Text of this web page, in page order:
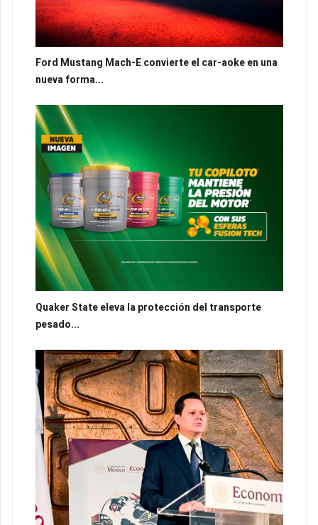
Ford Mustang Mach-E convierte el car-aoke en una
nueva forma...
Quaker State eleva la protección del transporte
pesado...